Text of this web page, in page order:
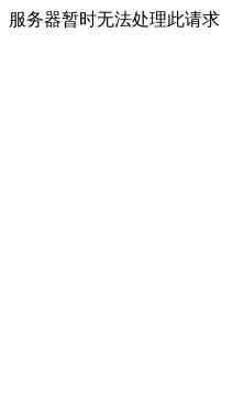
服务器暂时无法处理此请求